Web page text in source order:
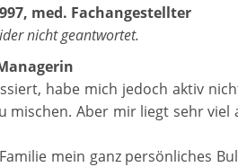
med. Fachangestellter
nicht geantwortet.
habe mich jedoch aktiv
mischen. Aber mir liegt sehr
mein ganz persönliches